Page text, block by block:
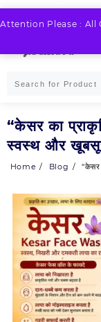
Attention Please : All
Skip
to
“केसर का
स्वस्थ और
Home Blog “केसर